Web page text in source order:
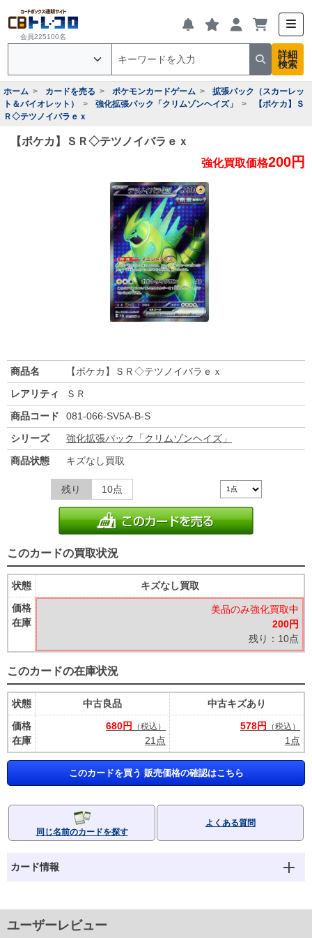
会員225100名
詳細
検索
ホーム カードを売る ポケモンカードゲーム
拡張パック（スカーレッ
ト＆バイオレット）
強化拡張パック「クリムゾンヘイズ」
【ポケカ】Ｓ
Ｒ◇テツノイバラｅｘ
【ポケカ】ＳＲ◇テツノイバラｅｘ
強化買取価格200円
商品名
【ポケカ】ＳＲ◇テツノイバラｅｘ
レアリティ
ＳＲ
商品コード
081-066-SV5A-B-S
シリーズ
強化拡張パック「クリムゾンヘイズ」
商品状態
キズなし買取
残り 10点
このカードの買取状況
状態
価格
在庫
キズなし買取
美品のみ強化買取中
200円
残り：10点
このカードの在庫状況
状態
価格
在庫
中古良品
680円
（税込）
21点
中古キズあり
578円
（税込）
1点
このカードを買う 販売価格の確認はこちら
同じ名前のカードを探す
よくある質問
カード情報
ユーザーレビュー